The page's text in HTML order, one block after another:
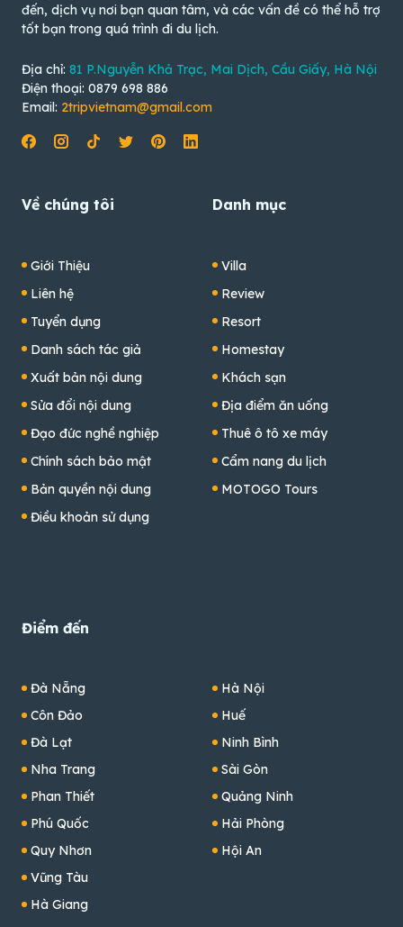
đến, dịch vụ nơi bạn quan tâm, và các vấn đề có thể hỗ trợ
tốt bạn trong quá trình đi du lịch.
Địa chỉ: 81 P.Nguyễn Khả Trạc, Mai Dịch, Cầu Giấy, Hà Nội
Điện thoại: 0879 698 886
Email: 2tripvietnam@gmail.com
Về chúng tôi
Giới Thiệu
Liên hệ
Tuyển dụng
Danh sách tác giả
Xuất bản nội dung
Sửa đổi nội dung
Đạo đức nghề nghiệp
Chính sách bảo mật
Bản quyền nội dung
Điều khoản sử dụng
Danh mục
Villa
Review
Resort
Homestay
Khách sạn
Địa điểm ăn uống
Thuê ô tô xe máy
Cẩm nang du lịch
MOTOGO Tours
Điểm đến
Đà Nẵng
Côn Đảo
Đà Lạt
Nha Trang
Phan Thiết
Phú Quốc
Quy Nhơn
Vũng Tàu
Hà Giang
Hà Nội
Huế
Ninh Bình
Sài Gòn
Quảng Ninh
Hải Phòng
Hội An